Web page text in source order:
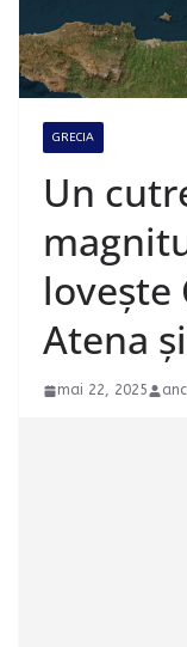
GRECIA
Un
lovește
Atena
mai 22, 2025